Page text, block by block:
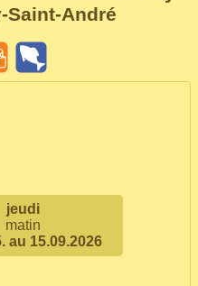
Saint-André
jeudi
matin
au 15.09.2026